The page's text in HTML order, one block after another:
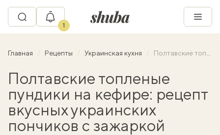
1
Главная Рецепты Украинская кухня Полтавские топленые пундики на кефире: рецепт вкусных украинских пончиков с зажаркой
Полтавские топленые
пундики на кефире: рецепт
вкусных украинских
пончиков с зажаркой